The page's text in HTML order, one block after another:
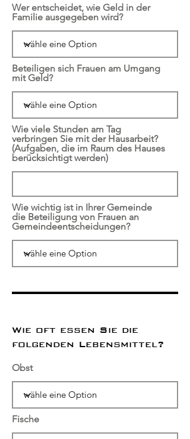
Wer entscheidet, wie Geld in der
Familie ausgegeben wird?
Beteiligen sich Frauen am Umgang
mit Geld?
Wie viele Stunden am Tag
verbringen Sie mit der Hausarbeit?
(Aufgaben, die im Raum des Hauses
berücksichtigt werden)
Wie wichtig ist in Ihrer Gemeinde
die Beteiligung von Frauen an
Gemeindeentscheidungen?
Wie oft essen Sie die
folgenden Lebensmittel?
Obst
Fische